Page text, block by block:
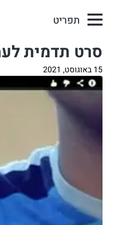
תפריט
סרט תדמית
15 באוגוסט, 2021